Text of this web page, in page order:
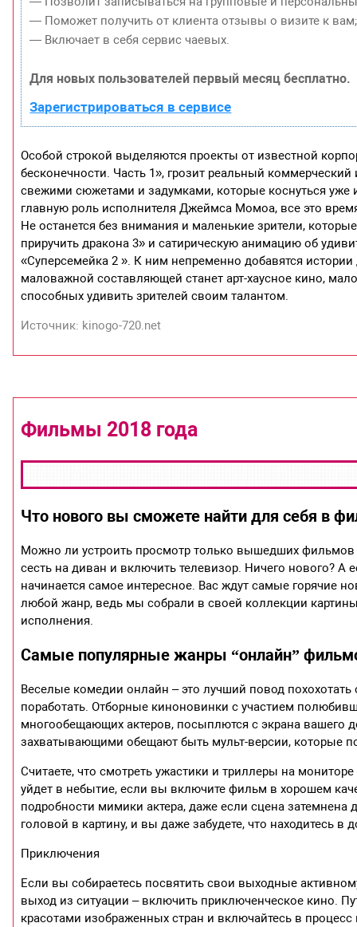
— Поможет получить от клиента отзывы о визите к вам;
— Включает в себя сервис чаевых.
Для новых пользователей первый месяц бесплатно.
Зарегистрироваться в сервисе
Особой строкой выделяются проекты от известной
бесконечности. Часть 1», грозит реальный
свежими сюжетами и задумками, которые коснуться уже
главную роль исполнителя Джеймса Момоа, все это
Не останется без внимания и маленькие зрители,
приручить дракона 3» и сатирическую анимацию об
«Суперсемейка 2 ». К ним непременно добавятся
маловажной составляющей станет арт-хаусное кино,
способных удивить зрителей своим талантом.
Источник: kinogo-720.net
Фильмы 2018 года
Что нового вы сможете найти для себя в
Можно ли устроить просмотр только вышедших фильмов
сесть на диван и включить телевизор. Ничего нового? А
начинается самое интересное. Вас ждут самые горячие
любой жанр, ведь мы собрали в своей коллекции
исполнения.
Самые популярные жанры “онлайн”
Веселые комедии онлайн – это лучший повод похохотать
поработать. Отборные киноновинки с участием
многообещающих актеров, посыплются с экрана вашего
захватывающими обещают быть мульт-версии, которые
Считаете, что смотреть ужастики и триллеры на
уйдет в небытие, если вы включите фильм в хорошем
подробности мимики актера, даже если сцена затемнена
головой в картину, и вы даже забудете, что находитесь в
Приключения
Если вы собираетесь посвятить свои выходные
выход из ситуации – включить приключенческое кино.
красотами изображенных стран и включайтесь в